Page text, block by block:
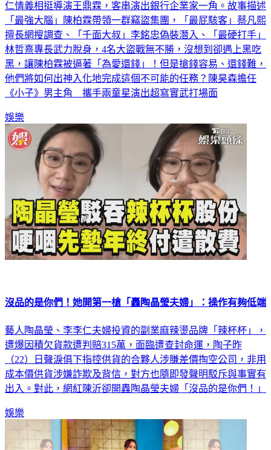
仁情義相挺導演王鼎霖，客串演出銀行企業家一角。故事描述
「最強大腦」陳柏霖帶領一群竊盜集團，「最屁駭客」蔡凡熙
擅長網搜調查、「千面大叔」李銘忠偽裝潛入、「最硬打手」
林哲熹專長武力脫身，4名大盜戰無不勝，沒想到卻遇上黑吃
黑，讓陳柏霖被逼著「為愛還錢」！但是搶錢容易、還錢難，
他們將如何出神入化地完成這個不可能的任務？陳昊森擔任
《小子》男主角 攜手兩童星演出超寫實武打場面
娛樂
沒品的是你們！她開第一槍「轟陶晶瑩夫婦」：操作有夠低端
藝人陶晶瑩、李李仁夫婦投資的副業麻辣燙品牌「辣杯杯」，
遭爆因積欠貨款遭判賠315萬，面臨遭查封命運，陶子昨
（22）日聲淚俱下指控供貨的合夥人涉賺差價掏空公司，非用
成本價供貨涉嫌詐欺及背信，對方也隨即發聲明駁斥與事實有
出入。對此，網紅陳沂卻開轟陶晶瑩夫婦「沒品的是你們！」
娛樂